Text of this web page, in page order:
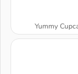
Yummy